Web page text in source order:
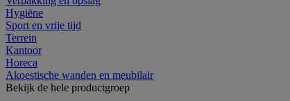
Hygiëne
Sport en vrije tijd
Terrein
Kantoor
Horeca
Akoestische wanden en meubilair
Bekijk de hele productgroep